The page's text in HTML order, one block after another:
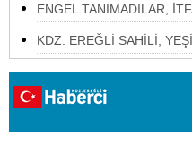
ENGEL TANIMADILAR,
KDZ. EREĞLİ SAHİLİ,